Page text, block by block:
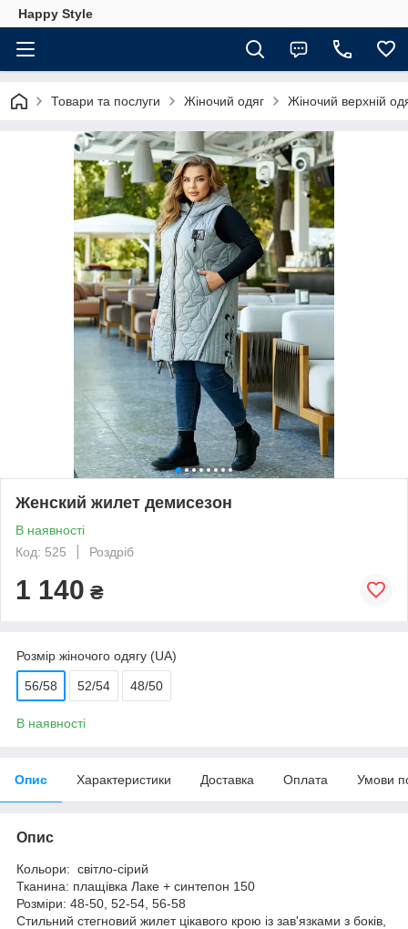
Happy Style
Товари та послуги Жіночий одяг Жіночий верхній
Женский жилет демисезон
В наявності
Код: 525
Роздріб
1 140 ₴
Розмір жіночого одягу (UA)
56/58 52/54 48/50
В наявності
Опис Характеристики Доставка Оплата Умови
Опис
Кольори: світло-сірий
Тканина: плащівка Лаке + синтепон 150
Розміри: 48-50, 52-54, 56-58
Стильний стегновий жилет цікавого крою із зав'язками з боків,